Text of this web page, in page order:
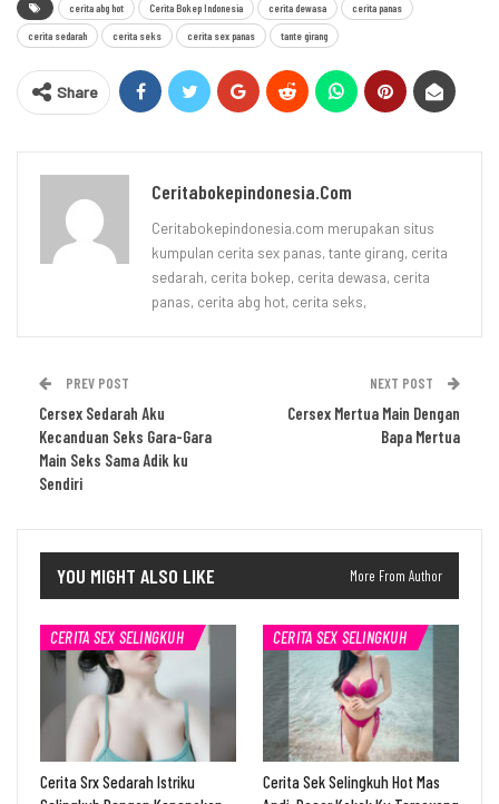
cerita abg hot Cerita Bokep Indonesia cerita dewasa cerita panas
cerita sedarah cerita seks cerita sex panas tante girang
Share
Ceritabokepindonesia.com
Ceritabokepindonesia.com merupakan situs
kumpulan cerita sex panas, tante girang, cerita
sedarah, cerita bokep, cerita dewasa, cerita
panas, cerita abg hot, cerita seks,
PREV POST
Cersex Sedarah Aku
Kecanduan Seks Gara-Gara
Main Seks Sama Adik ku
Sendiri
NEXT POST
Cersex Mertua Main Dengan
Bapa Mertua
YOU MIGHT ALSO LIKE More From Author
CERITA SEX SELINGKUH
Cerita Srx Sedarah Istriku
CERITA SEX SELINGKUH
Cerita Sek Selingkuh Hot Mas